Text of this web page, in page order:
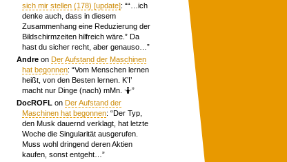
sich mir stellen (178) [update]: ““…ich
denke auch, dass in diesem
Zusammenhang eine Reduzierung der
Bildschirmzeiten hilfreich wäre.” Da
hast du sicher recht, aber genauso… ”
Andre onDer Aufstand der Maschinen
hat begonnen: “Vom Menschen lernen
heißt, von den Besten lernen. K’I’
macht nur Dinge (nach) mMn. 🤷”
DocROFL onDer Aufstand der
Maschinen hat begonnen: “Der Typ,
den Musk dauernd verklagt, hat letzte
Woche die Singularität ausgerufen.
Muss wohl dringend deren Aktien
kaufen, sonst entgeht… ”